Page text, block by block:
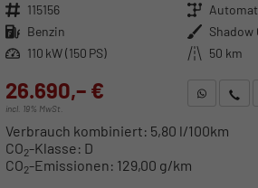
Fahrzeugnr. 115156 Getriebe
Kraftstoff Benzin Außenfarbe Shadow
Leistung 110 kW (150 PS) Kilometerstand 50 km
26.690,– €
incl. 19% MwSt.
WhatsApp
Verbrauch kombiniert: 5,80 l/100km
CO2-Klasse: D
CO2-Emissionen: 129,00 g/km